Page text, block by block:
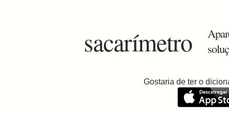
sacarímetro
Gostaria de ter o